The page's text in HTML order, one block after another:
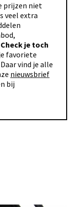
prijzen niet
veel extra
Check je toch
favoriete
vind je alle
nieuwsbrief
bij